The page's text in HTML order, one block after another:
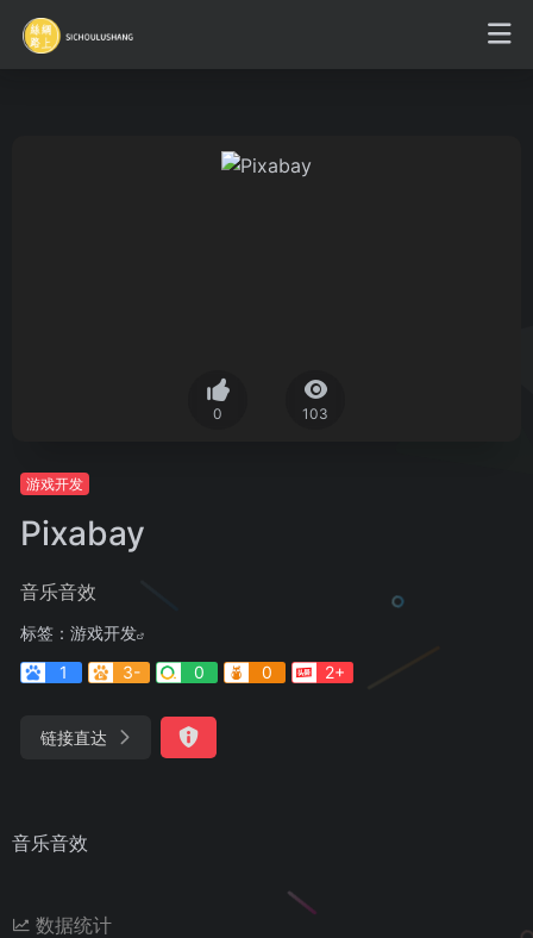
0 103
游戏开发
Pixabay
音乐音效
标签： 游戏开发
1
3- 0 0 2+
链接直达
音乐音效
数据统计